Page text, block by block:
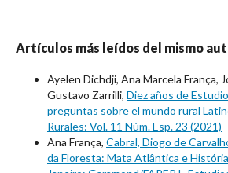
Artículos más leídos del mismo
Ayelen Dichdji, Ana Marcela França,
Gustavo Zarrilli, Diez años de
preguntas sobre el mundo rural
Rurales: Vol. 11 Núm. Esp. 23 (2021)
Ana França, Cabral, Diogo de
da Floresta: Mata Atlântica e